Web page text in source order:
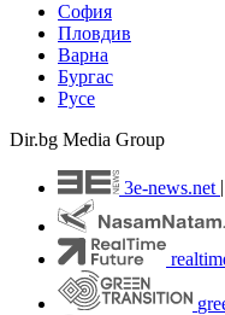
София
Пловдив
Варна
Бургас
Русе
Dir.bg Media Group
3e-news.net